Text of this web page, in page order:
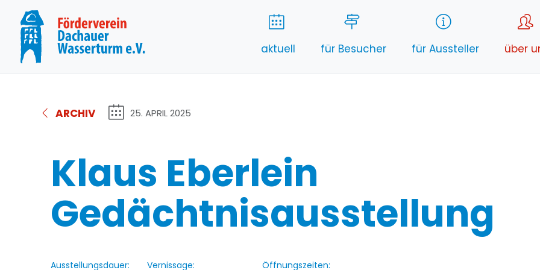
aktuell für Besucher für Aussteller über
ARCHIV 25. APRIL 2025
Klaus Eberlein
Gedächtnisausstellung
Ausstellungsdauer:
Vernissage:
Öffnungszeiten: